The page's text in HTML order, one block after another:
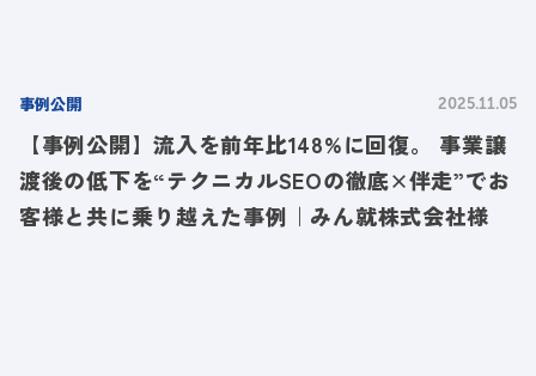
事例公開 2025.11.05
【事例公開】流入を前年比148%に回復。 事業譲
渡後の低下を“テクニカルSEOの徹底×伴走”でお
客様と共に乗り越えた事例｜みん就株式会社様